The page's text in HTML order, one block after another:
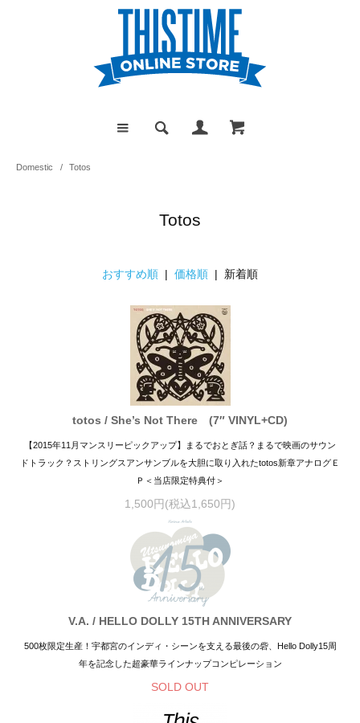
Domestic / Totos
Totos
おすすめ順 | 価格順 | 新着順
totos / She’s Not There (7″ VINYL+CD)
【2015年11月マンスリーピックアップ】まるでおとぎ話？まるで映画のサウン
ドトラック？ストリングスアンサンブルを大胆に取り入れたtotos新章アナログＥ
Ｐ＜当店限定特典付＞
1,500円(税込1,650円)
V.A. / HELLO DOLLY 15TH ANNIVERSARY
500枚限定生産！宇都宮のインディ・シーンを支える最後の砦、Hello Dolly15周
年を記念した超豪華ラインナップコンピレーション
SOLD OUT